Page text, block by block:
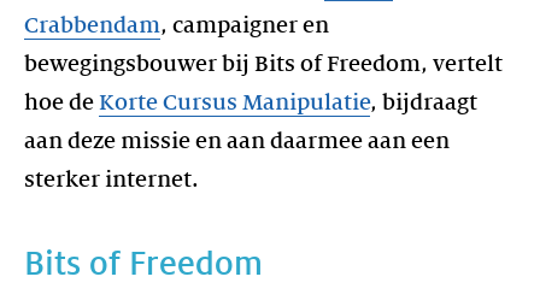
Crabbendam, campaigner en
bewegingsbouwer bij Bits of Freedom, vertelt
hoe de Korte Cursus Manipulatie, bijdraagt
aan deze missie en aan daarmee aan een
sterker internet.
Bits of Freedom